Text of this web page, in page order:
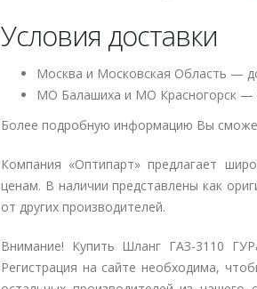
Условия доставки
Москва и Московская Область —
МО Балашиха и МО Красногорск —
Более подробную информацию Вы
Компания «Оптипарт» предлагает
ценам. В наличии представлены как
от других производителей.
Внимание! Купить Шланг ГАЗ-3110
Регистрация на сайте необходима,